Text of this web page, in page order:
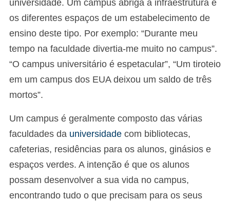
universidade. Um campus abriga a infraestrutura e
os diferentes espaços de um estabelecimento de
ensino deste tipo. Por exemplo: “Durante meu
tempo na faculdade divertia-me muito no campus”.
“O campus universitário é espetacular”, “Um tiroteio
em um campus dos EUA deixou um saldo de três
mortos”.
Um campus é geralmente composto das várias
faculdades da universidade com bibliotecas,
cafeterias, residências para os alunos, ginásios e
espaços verdes. A intenção é que os alunos
possam desenvolver a sua vida no campus,
encontrando tudo o que precisam para os seus